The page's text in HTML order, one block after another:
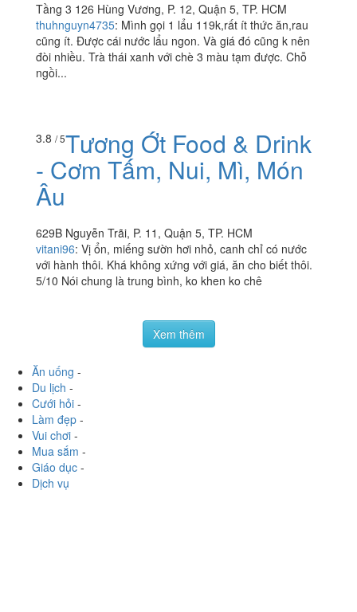
3.5/ 5 Việt Thái Food Court -
Parkson Hùng Vương
Tầng 3 126 Hùng Vương, P. 12, Quận 5, TP. HCM
đòi nhiều. Trà thái xanh với chè 3 màu tạm được. Chỗ
ngồi...
3.8/ 5Tương Ớt Food & Drink
- Cơm Tấm, Nui, Mì, Món
629B Nguyễn Trãi, P. 11, Quận 5, TP. HCM
vitani96
với hành thôi. Khá không xứng với giá, ăn cho biết thôi.
5/10 Nói chung là trung bình, ko khen ko chê